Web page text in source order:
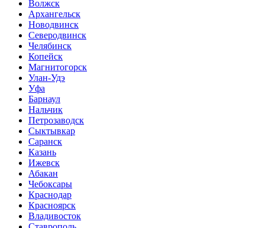
Волжск
Архангельск
Новодвинск
Северодвинск
Челябинск
Копейск
Магнитогорск
Улан-Удэ
Уфа
Барнаул
Нальчик
Петрозаводск
Сыктывкар
Саранск
Казань
Ижевск
Абакан
Чебоксары
Краснодар
Красноярск
Владивосток